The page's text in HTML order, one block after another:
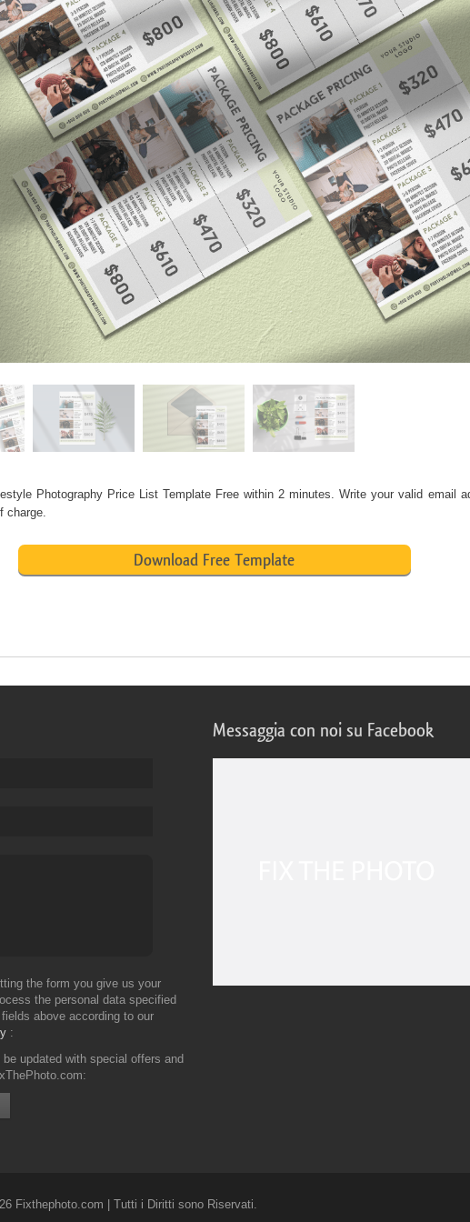
Servizi di ritocco del prodotto Servizi di ritocco gioielli
Photography Price List Template Free within 2 minutes. Write your valid email
charge.
Download Free Template
the form you give us your
the personal data specified
above according to our
be updated with special offers and
Messaggia con noi su Facebook
Fixthephoto.com | Tutti i Diritti sono Riservati.